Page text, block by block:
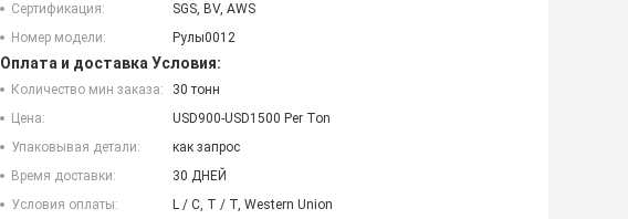
Сертификация:
SGS, BV, AWS
Номер модели:
Рулы0012
Оплата и доставка Условия:
Количество мин заказа:
30 тонн
Цена:
USD900-USD1500 Per Ton
Упаковывая детали:
как запрос
Время доставки:
30 ДНЕЙ
Условия оплаты:
L / C, T / T, Western Union